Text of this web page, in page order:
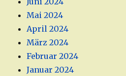
Mai 2024
April 2024
März 2024
Februar 2024
Januar 2024